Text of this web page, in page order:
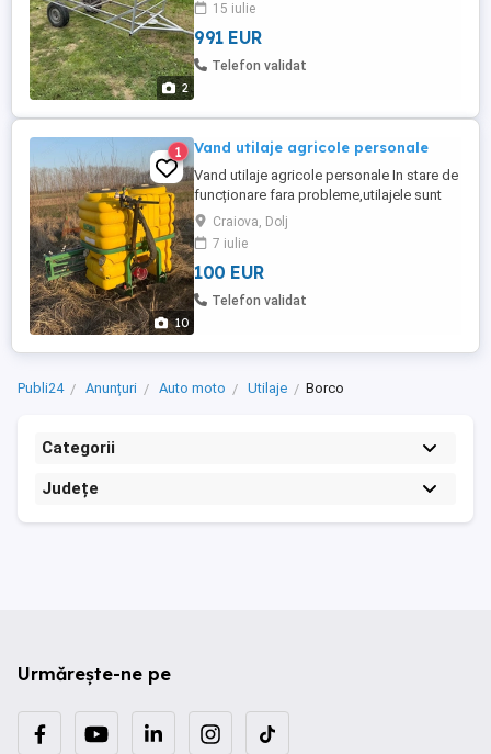
2
15 iulie
991 EUR
Telefon validat
10
1 Vand utilaje agricole personale
Vand utilaje agricole personale In stare de
funcționare fara probleme,utilajele sunt
personale din ferma Nu ma ocup cu
vanzari. Detalii la telefon
Craiova, Dolj
7 iulie
100 EUR
Telefon validat
Publi24 Anunțuri Auto moto Utilaje Borco
Categorii
Județe
Urmărește-ne pe